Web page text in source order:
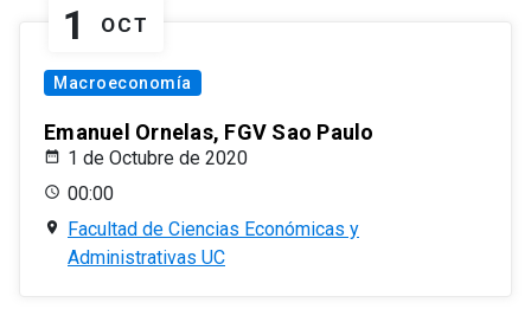
1 OCT
Macroeconomía
Emanuel Ornelas, FGV Sao Paulo
1 de Octubre de 2020
00:00
Facultad de Ciencias Económicas y
Administrativas UC